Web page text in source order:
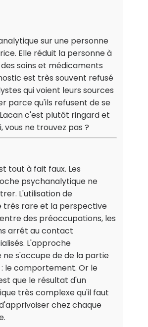
sur une personne
Elle réduit la personne à
soins et médicaments
est très souvent refusé
qui voient leurs sources
parce qu'ils refusent de se
c'est plutôt ringard et
vous ne trouvez pas ?
tout à fait faux. Les
psychanalytique ne
L'utilisation de
très rare et la perspective
des préoccupations, les
arrêt au contact
L'approche
s'occupe de de la partie
le comportement. Or le
que le résultat d'un
très complexe qu'il faut
chez chaque